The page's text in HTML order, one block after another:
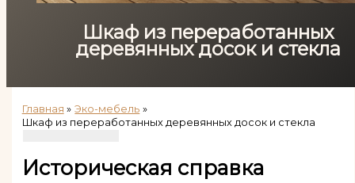
Шкаф из переработанных
деревянных досок и стекла
Главная
Эко-мебель
Шкаф из переработанных деревянных досок и стекла
Историческая справка